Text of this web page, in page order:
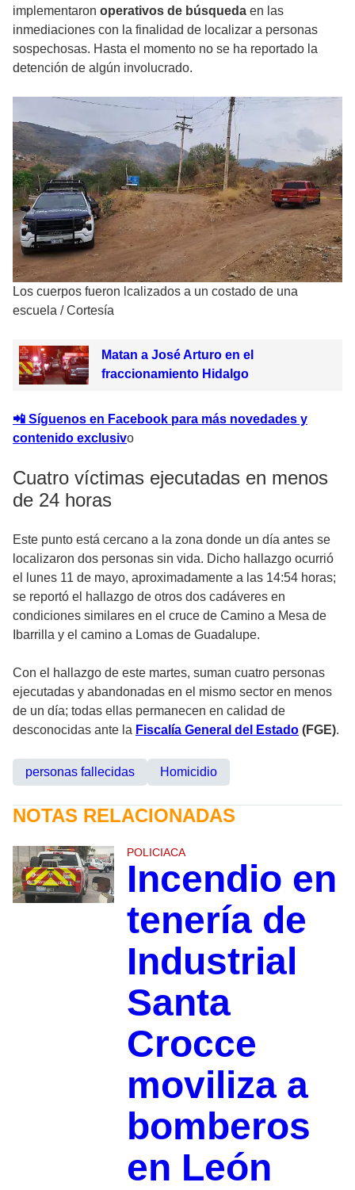
implementaron operativos de búsqueda en las
inmediaciones con la finalidad de localizar a personas
sospechosas. Hasta el momento no se ha reportado la
detención de algún involucrado.
Los cuerpos fueron lcalizados a un costado de una
escuela /Cortesía
Matan a José Arturo en el
fraccionamiento Hidalgo
📲 Síguenos en Facebook para más novedades y
contenido exclusivo
Cuatro víctimas ejecutadas en menos
de 24 horas
Este punto está cercano a la zona donde un día antes se
localizaron dos personas sin vida. Dicho hallazgo ocurrió
el lunes 11 de mayo, aproximadamente a las 14:54 horas;
se reportó el hallazgo de otros dos cadáveres en
condiciones similares en el cruce de Camino a Mesa de
Ibarrilla y el camino a Lomas de Guadalupe.
Con el hallazgo de este martes, suman cuatro personas
ejecutadas y abandonadas en el mismo sector en menos
de un día; todas ellas permanecen en calidad de
desconocidas ante la Fiscalía General del Estado (FGE).
personas fallecidas Homicidio
NOTAS RELACIONADAS
POLICIACA
Incendio en
tenería de
Industrial
Santa
Crocce
moviliza a
bomberos
en León